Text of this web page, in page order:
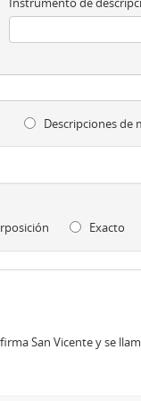
Descripciones de
Exacto
San Vicente y se